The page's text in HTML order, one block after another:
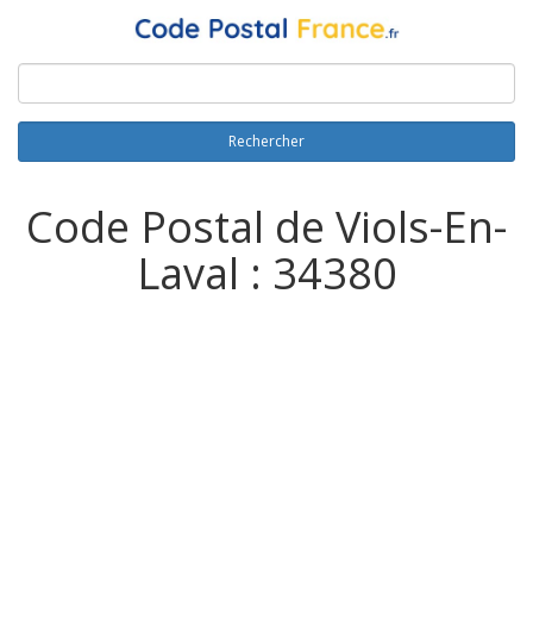
Rechercher
Code Postal de Viols-En-
Laval : 34380